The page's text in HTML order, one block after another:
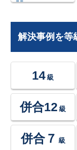
解決事例を等
14 級
併合12 級
併合７ 級